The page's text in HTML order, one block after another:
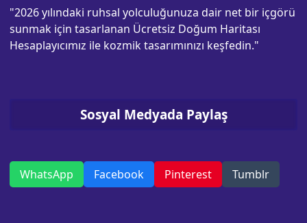
"2026 yılındaki ruhsal yolculuğunuza dair net bir içgörü
sunmak için tasarlanan Ücretsiz Doğum Haritası
Hesaplayıcımız ile kozmik tasarımınızı keşfedin."
Sosyal Medyada Paylaş
WhatsApp Facebook Pinterest Tumblr